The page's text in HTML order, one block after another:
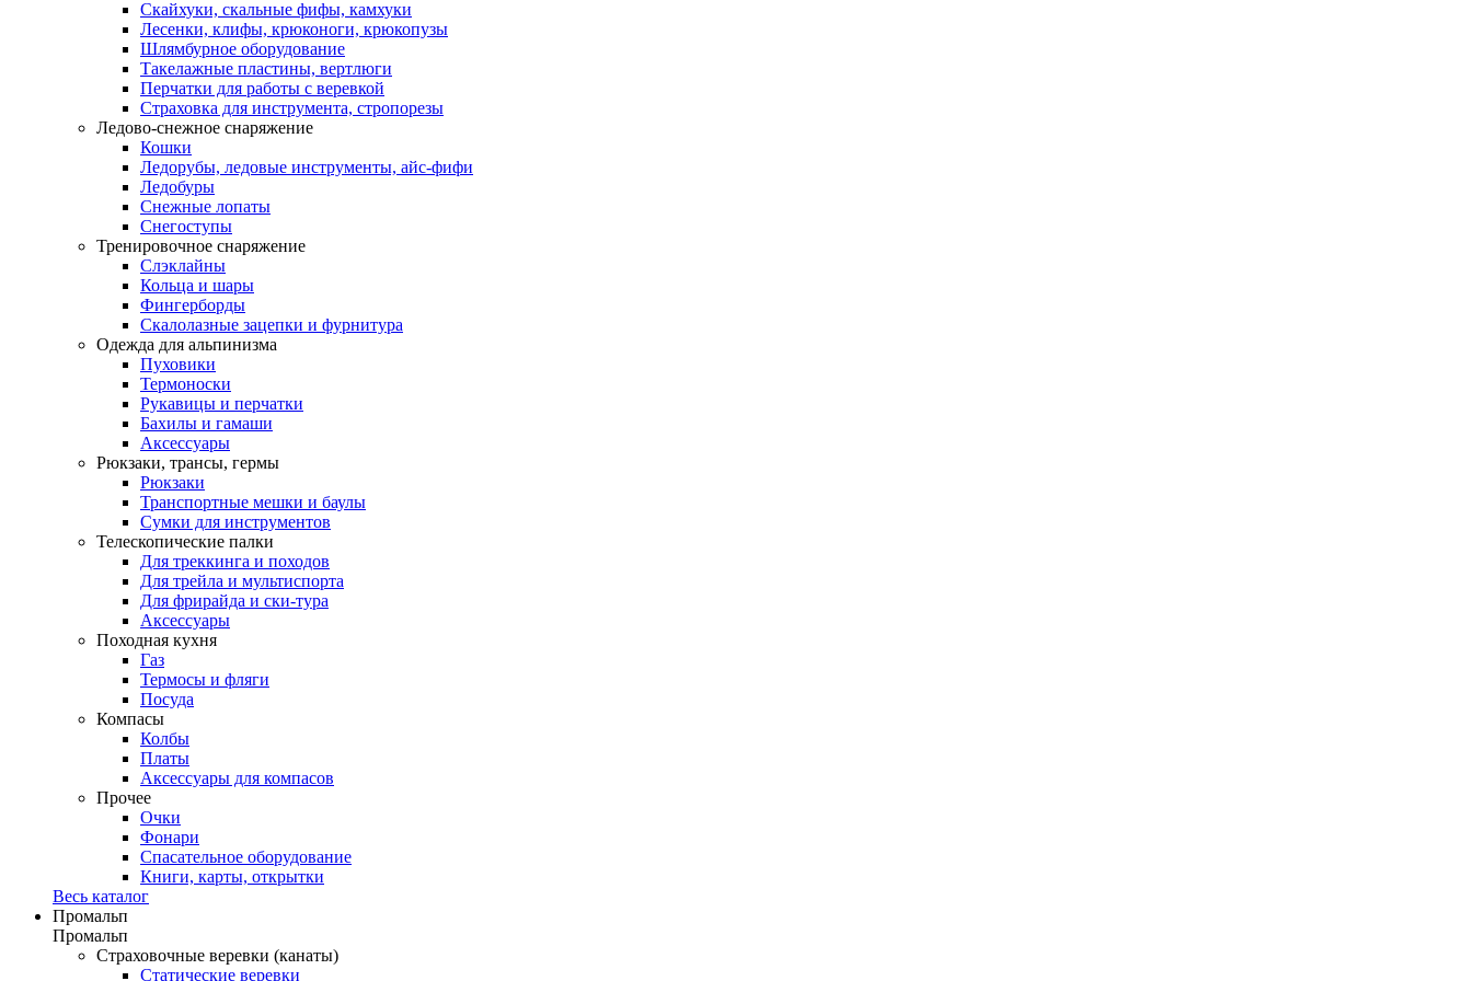
Скайхуки, скальные фифы, камхуки
Лесенки, клифы, крюконоги, крюкопузы
Шлямбурное оборудование
Такелажные пластины, вертлюги
Перчатки для работы с веревкой
Страховка для инструмента, стропорезы
Ледово-снежное снаряжение
Кошки
Ледорубы, ледовые инструменты, айс-фифи
Ледобуры
Снежные лопаты
Снегоступы
Тренировочное снаряжение
Слэклайны
Кольца и шары
Фингерборды
Скалолазные зацепки и фурнитура
Одежда для альпинизма
Пуховики
Термоноски
Рукавицы и перчатки
Бахилы и гамаши
Аксессуары
Рюкзаки, трансы, гермы
Рюкзаки
Транспортные мешки и баулы
Сумки для инструментов
Телескопические палки
Для треккинга и походов
Для трейла и мультиспорта
Для фрирайда и ски-тура
Аксессуары
Походная кухня
Газ
Термосы и фляги
Посуда
Компасы
Колбы
Платы
Аксессуары для компасов
Прочее
Очки
Фонари
Спасательное оборудование
Книги, карты, открытки
Весь каталог
Промальп
Промальп
Страховочные веревки (канаты)
Статические веревки